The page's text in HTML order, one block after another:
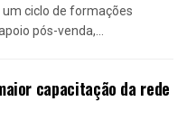
ciclo de formações
pós-venda,...
capacitação da rede